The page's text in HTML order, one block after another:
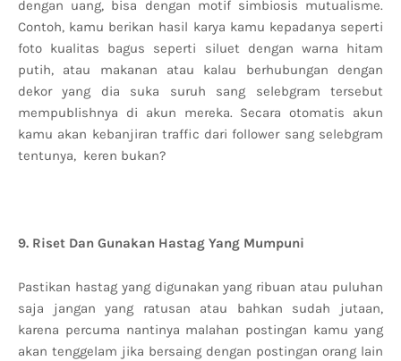
dengan uang, bisa dengan motif simbiosis mutualisme.
Contoh, kamu berikan hasil karya kamu kepadanya seperti
foto kualitas bagus seperti siluet dengan warna hitam
putih, atau makanan atau kalau berhubungan dengan
dekor yang dia suka suruh sang selebgram tersebut
mempublishnya di akun mereka. Secara otomatis akun
kamu akan kebanjiran traffic dari follower sang selebgram
tentunya, keren bukan?
9. Riset Dan Gunakan Hastag Yang Mumpuni
Pastikan hastag yang digunakan yang ribuan atau puluhan
saja jangan yang ratusan atau bahkan sudah jutaan,
karena percuma nantinya malahan postingan kamu yang
akan tenggelam jika bersaing dengan postingan orang lain